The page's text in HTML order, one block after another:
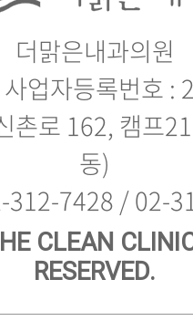
더맑은내과의원
사업자등록번호
동)
312-7428 / 02-
RESERVED.